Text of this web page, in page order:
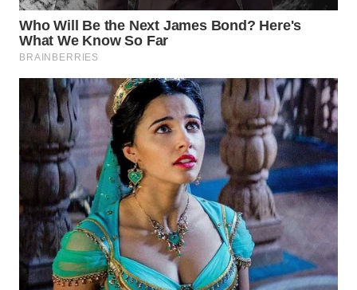
WN
KUNINGAN
WN
MAJALENGKA
WN
SUBANG
WN
SUKABUMI
WN
PURWAKARTA